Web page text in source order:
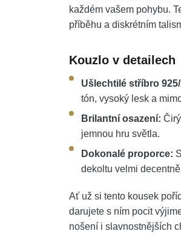
každém vašem pohybu.
příběhu a diskrétním
Kouzlo v detailech
Ušlechtilé stříbro
tón, vysoký lesk a
Brilantní osazení:
jemnou hru světla.
Dokonalé proporce:
dekoltu velmi
Ať už si tento kousek
darujete s ním pocit
nošení i slavnostnějších